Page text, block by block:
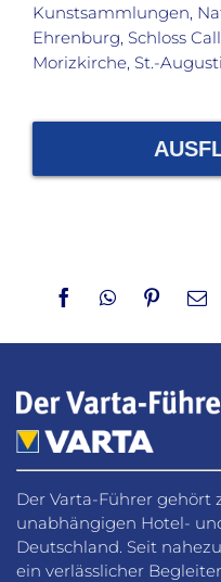
Kunstsammlungen,
Ehrenburg, Schloss
Morizkirche, St.-
FacebookWhatsApp
Pinterest
Der Varta-Führer gehört
unabhängigen Hotel-
Deutschland. Seit
ein verlässlicher